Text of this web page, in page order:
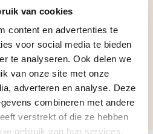
van cookies
content en advertenties te
voor social media te bieden
te analyseren. Ook delen we
van onze site met onze
adverteren en analyse. Deze
combineren met andere
verstrekt of die ze hebben
gebruik van hun services.
Beelden van 15 t/m 35 cm
Geslaagd cadeau,
herinnering cadeau, Cadeau trots
op jou, Nieuwe woning